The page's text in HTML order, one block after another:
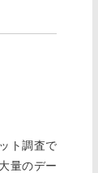
ト調査で
量のデー